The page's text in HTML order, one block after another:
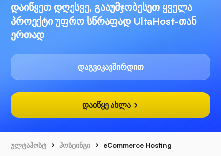
დაიწყეთ დღესვე, გააუმჯობესეთ ყველა
პროექტი უფრო სწრაფად UltaHost-თან
ერთად
დაგვიკავშირდით
დაიწყე ახლა
ულტაჰოსტ ჰოსტინგი eCommerce Hosting